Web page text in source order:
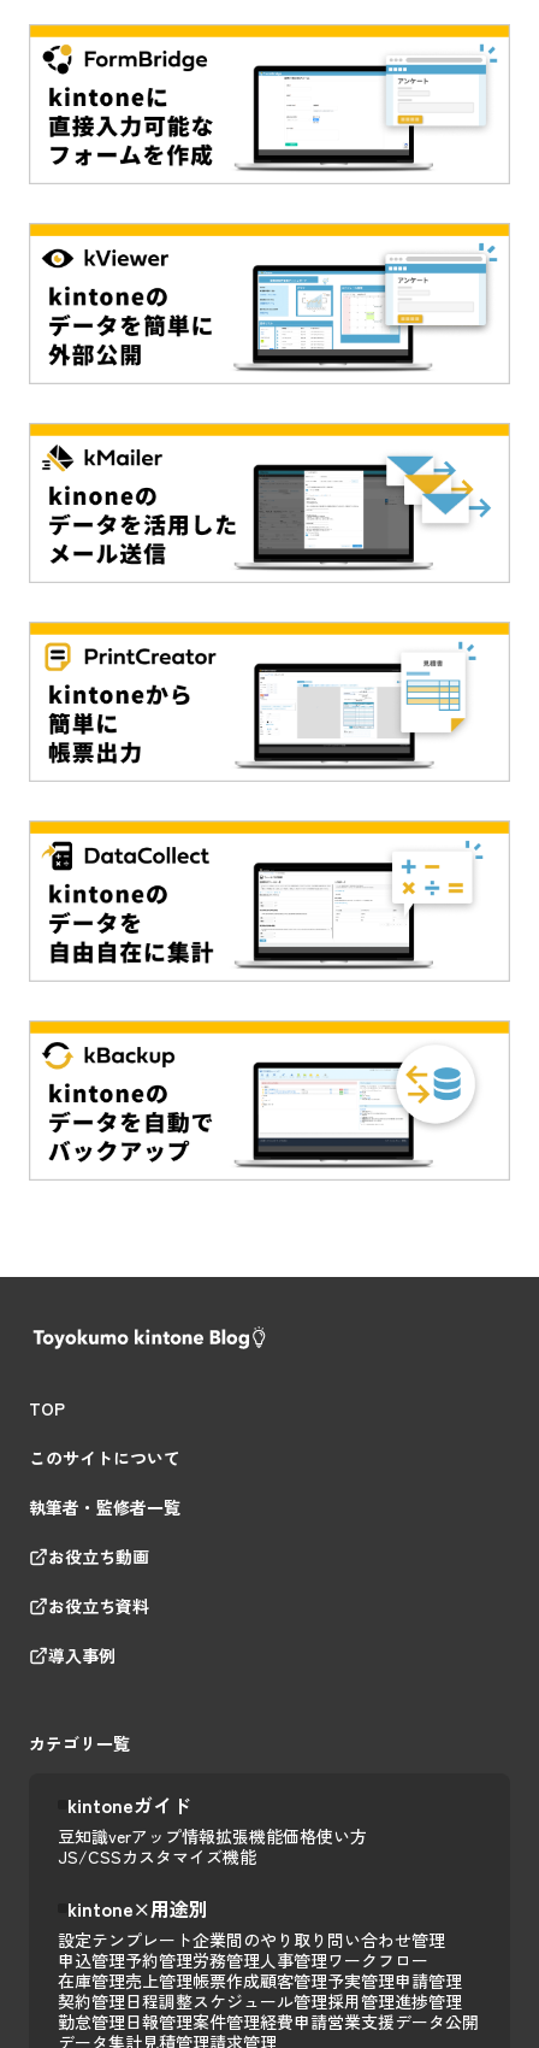
TOP
このサイトについて
執筆者・監修者一覧
お役立ち動画
お役立ち資料
導入事例
カテゴリ一覧
kintoneガイド
豆知識verアップ情報拡張機能価格使い方
JS/CSSカスタマイズ機能
kintone×用途別
設定テンプレート企業間のやり取り 問い合わせ管理
申込管理予約管理労務管理人事管理ワークフロー
在庫管理売上管理帳票作成顧客管理予実管理申請管理
契約管理日程調整スケジュール管理採用管理進捗管理
勤怠管理日報管理案件管理経費申請営業支援データ公開
データ集計見積管理請求管理